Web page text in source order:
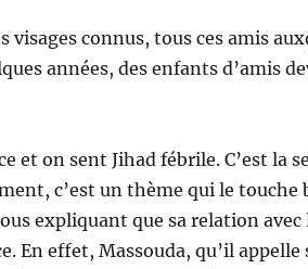
visages connus, tous ces amis
années, des enfants d’amis
et on sent Jihad fébrile. C’est la
c’est un thème qui le touche
expliquant que sa relation avec
En effet, Massouda, qu’il appelle